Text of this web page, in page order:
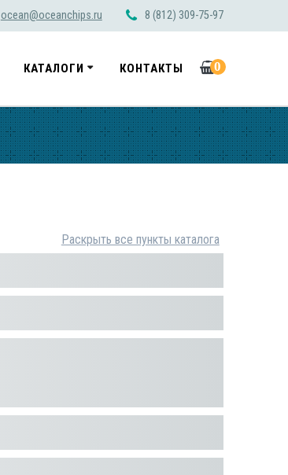
ocean@oceanchips.ru 8 (812) 309-75-97
КАТАЛОГИ КОНТАКТЫ 0
Раскрыть все пункты каталога